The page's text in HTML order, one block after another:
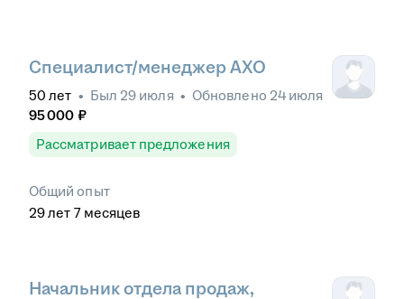
Специалист/менеджер АХО
50 лет • Был 29 июля • Обновлено 24 июля
95 000 ₽
Рассматривает предложения
Общий опыт
29лет 7 месяцев
Начальник отдела продаж,